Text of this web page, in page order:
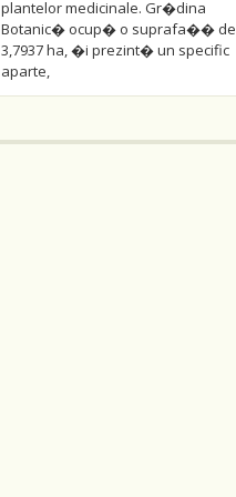
plantelor medicinale. Gr�dina
Botanic� ocup� o suprafa�� de
3,7937 ha, �i prezint� un specific
aparte,